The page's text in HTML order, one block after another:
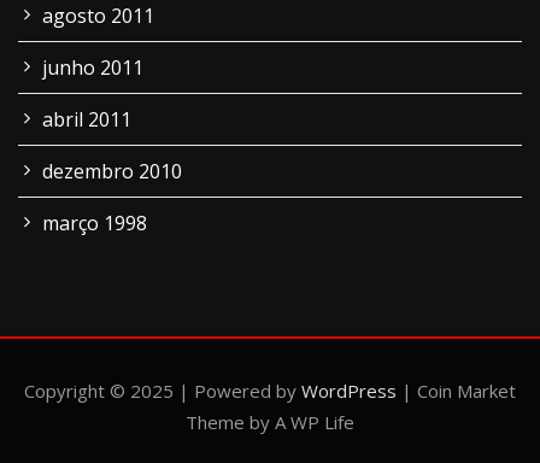
agosto 2011
junho 2011
abril 2011
dezembro 2010
março 1998
Copyright © 2025 | Powered by WordPress | Coin Market
Theme by A WP Life